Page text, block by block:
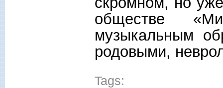
обществе
музыкальным
родовыми,
Tags: